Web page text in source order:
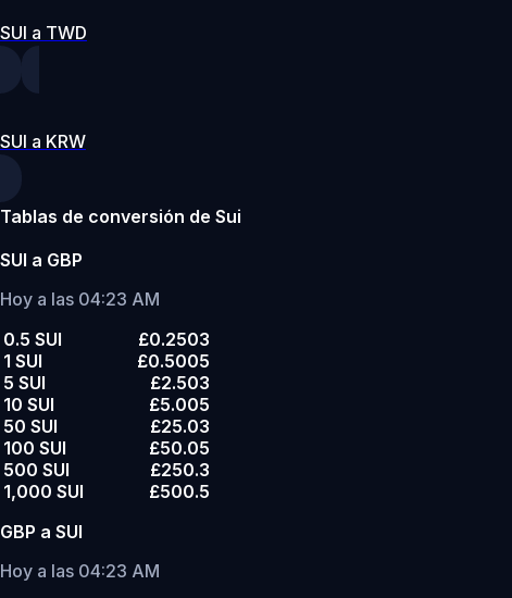
SUI a TWD
SUI a KRW
Tablas de conversión de Sui
SUI a GBP
Hoy a las 04:23 AM
0.5 SUI
£0.2503
1 SUI
£0.5005
5 SUI
£2.503
10 SUI
£5.005
50 SUI
£25.03
100 SUI
£50.05
500 SUI
£250.3
1,000 SUI
£500.5
GBP a SUI
Hoy a las 04:23 AM